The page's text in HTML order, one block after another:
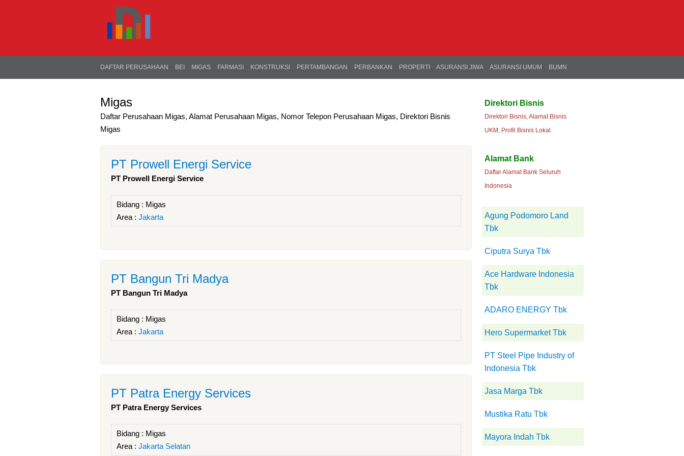
DAFTAR PERUSAHAAN BEI MIGAS FARMASI KONSTRUKSI PERTAMBANGAN PERBANKAN PROPERTI ASURANSI JIWA ASURANSI UMUM BUMN
Migas
Daftar Perusahaan Migas, Alamat Perusahaan Migas, Nomor Telepon Perusahaan Migas, Direktori Bisnis
Migas
PT Prowell Energi Service
PT Prowell Energi Service
Bidang : Migas
Area : Jakarta
PT Bangun Tri Madya
PT Bangun Tri Madya
Bidang : Migas
Area : Jakarta
PT Patra Energy Services
PT Patra Energy Services
Bidang : Migas
Area : Jakarta Selatan
Direktori Bisnis
Direktori Bisnis, Alamat Bisnis
UKM, Profil Bisnis Lokal.
Alamat Bank
Daftar Alamat Bank Seluruh
Indonesia
Agung Podomoro Land
Tbk
Ciputra Surya Tbk
Ace Hardware Indonesia
Tbk
ADARO ENERGY Tbk
Hero Supermarket Tbk
PT Steel Pipe Industry of
Indonesia Tbk
Jasa Marga Tbk
Mustika Ratu Tbk
Mayora Indah Tbk